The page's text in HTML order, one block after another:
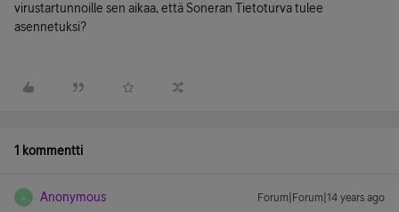
virustartunnoille sen aikaa, että Soneran Tietoturva tulee
asennetuksi?
1 kommentti
A Anonymous Forum|Forum|14 years ago